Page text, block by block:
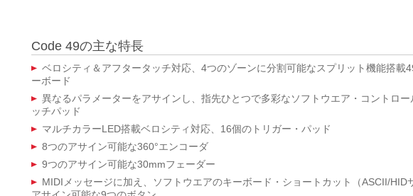
Code 49の主な特長
ベロシティ＆アフタータッチ対応、4つのゾーンに分割可能なスプリット機能搭載
ーボード
異なるパラメーターをアサインし、指先ひとつで多彩なソフトウエア・コントロー
ッチパッド
マルチカラーLED搭載ベロシティ対応、16個のトリガー・パッド
8つのアサイン可能な360°エンコーダ
9つのアサイン可能な30mmフェーダー
MIDIメッセージに加え、ソフトウエアのキーボード・ショートカット（ASCII/HID